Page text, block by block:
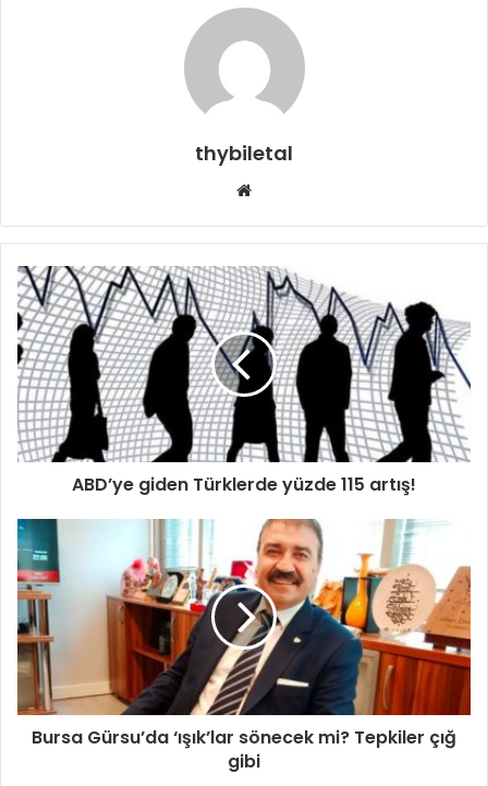
thybiletal
Web
ABD’ye giden Türklerde yüzde 115 artış!
Bursa Gürsu’da ‘ışık’lar sönecek mi? Tepkiler çığ
gibi